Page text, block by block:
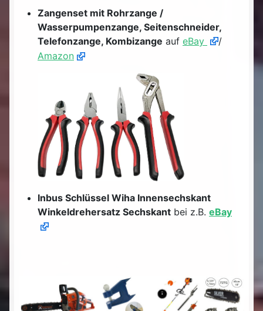
Zangenset mit Rohrzange /
Wasserpumpenzange, Seitenschneider,
Telefonzange, Kombizange auf eBay
/
Amazon
Inbus Schlüssel Wiha Innensechskant
Winkeldrehersatz Sechskant bei z.B. eBay